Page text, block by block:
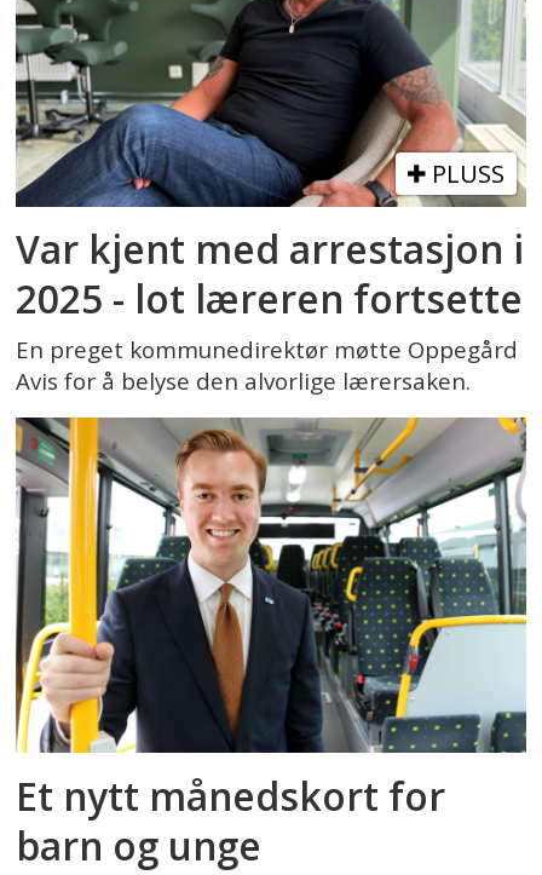
PLUSS
Var kjent med arrestasjon i
2025 - lot læreren fortsette
En preget kommunedirektør møtte Oppegård
Avis for å belyse den alvorlige lærersaken.
Et nytt månedskort for
barn og unge